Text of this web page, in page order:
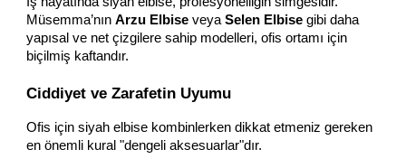
Müsemma’nın Arzu Elbise veya Selen Elbise gibi daha
yapısal ve net çizgilere sahip modelleri, ofis ortamı için
biçilmiş kaftandır.
Ciddiyet ve Zarafetin Uyumu
Ofis için siyah elbise kombinlerken dikkat etmeniz gereken
en önemli kural "dengeli aksesuarlar"dır.